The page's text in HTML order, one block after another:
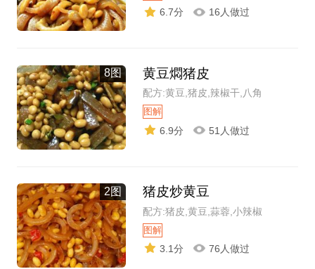
6.7分 16人做过
8图 黄豆燜猪皮
配方:黄豆,猪皮,辣椒干,八角
图解
6.9分 51人做过
2图 猪皮炒黄豆
配方:猪皮,黄豆,蒜蓉,小辣椒
图解
3.1分 76人做过